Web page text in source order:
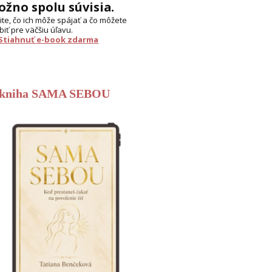
spolu súvisia.
čo ich môže spájať a čo môžete
pre väčšiu úľavu.
e-book zdarma
SAMA SEBOU